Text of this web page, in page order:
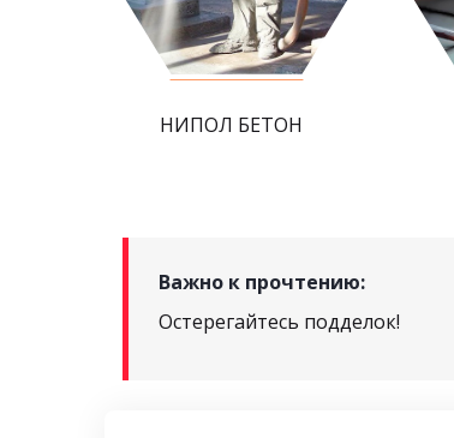
НИПОЛ БЕТОН
Важно к прочтению:
Остерегайтесь подделок!